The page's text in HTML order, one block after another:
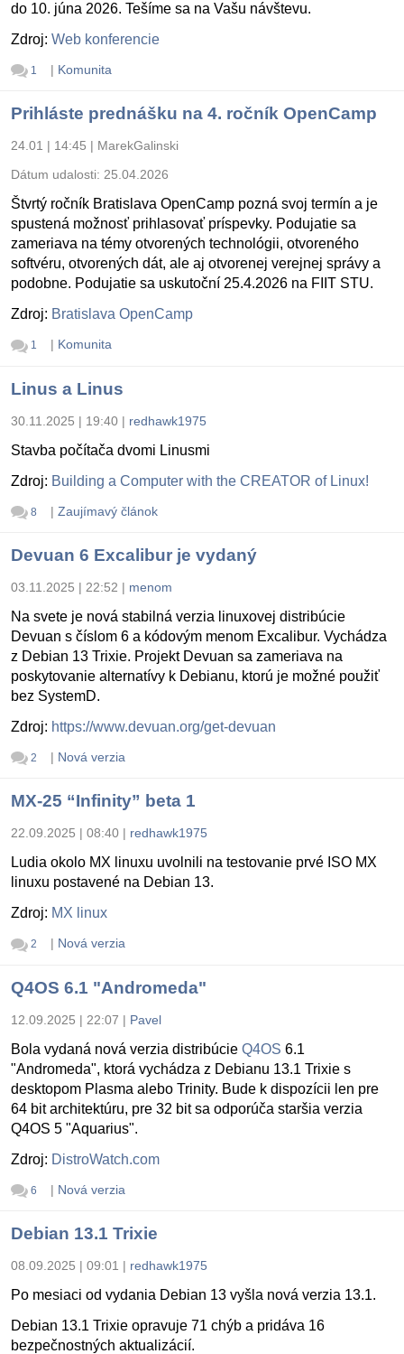
do 10. júna 2026. Tešíme sa na Vašu návštevu.
Zdroj: Web konferencie
1 | Komunita
Prihláste prednášku na 4. ročník OpenCamp
24.01 | 14:45 | MarekGalinski
Dátum udalosti: 25.04.2026
Štvrtý ročník Bratislava OpenCamp pozná svoj termín a je
spustená možnosť prihlasovať príspevky. Podujatie sa
zameriava na témy otvorených technológii, otvoreného
softvéru, otvorených dát, ale aj otvorenej verejnej správy a
podobne. Podujatie sa uskutoční 25.4.2026 na FIIT STU.
Zdroj: Bratislava OpenCamp
1 | Komunita
Linus a Linus
30.11.2025 | 19:40 | redhawk1975
Stavba počítača dvomi Linusmi
Zdroj: Building a Computer with the CREATOR of Linux!
8 | Zaujímavý článok
Devuan 6 Excalibur je vydaný
03.11.2025 | 22:52 | menom
Na svete je nová stabilná verzia linuxovej distribúcie
Devuan s číslom 6 a kódovým menom Excalibur. Vychádza
z Debian 13 Trixie. Projekt Devuan sa zameriava na
poskytovanie alternatívy k Debianu, ktorú je možné použiť
bez SystemD.
Zdroj: https://www.devuan.org/get-devuan
2 | Nová verzia
MX-25 “Infinity” beta 1
22.09.2025 | 08:40 | redhawk1975
Ludia okolo MX linuxu uvolnili na testovanie prvé ISO MX
linuxu postavené na Debian 13.
Zdroj: MX linux
2 | Nová verzia
Q4OS 6.1 "Andromeda"
12.09.2025 | 22:07 | Pavel
Bola vydaná nová verzia distribúcie Q4OS 6.1
"Andromeda", ktorá vychádza z Debianu 13.1 Trixie s
desktopom Plasma alebo Trinity. Bude k dispozícii len pre
64 bit architektúru, pre 32 bit sa odporúča staršia verzia
Q4OS 5 "Aquarius".
Zdroj: DistroWatch.com
6 | Nová verzia
Debian 13.1 Trixie
08.09.2025 | 09:01 | redhawk1975
Po mesiaci od vydania Debian 13 vyšla nová verzia 13.1.
Debian 13.1 Trixie opravuje 71 chýb a pridáva 16
bezpečnostných aktualizácií.